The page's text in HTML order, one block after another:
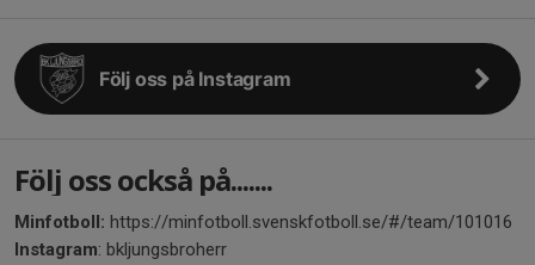
Följ oss på Instagram
Följ oss också på.......
Minfotboll: https://minfotboll.svenskfotboll.se/#/team/101016
Instagram: bkljungsbroherr